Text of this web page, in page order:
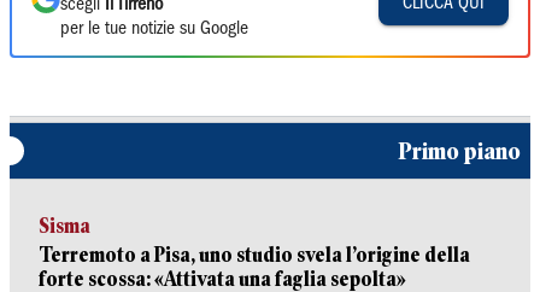
scegli
Il Tirreno
per le tue notizie su Google
Primo piano
Sisma
Terremoto a Pisa, uno studio svela l’origine della
forte scossa: «Attivata una faglia sepolta»